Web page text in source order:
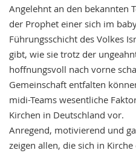
Angelehnt an den bekannten
der Prophet einer sich im
Führungsschicht des Volkes
gibt, wie sie trotz der
hoffnungsvoll nach vorne
Gemeinschaft entfalten
midi-Teams wesentliche
Kirchen in Deutschland vor.
Anregend, motivierend und
zeigen allen, die sich in